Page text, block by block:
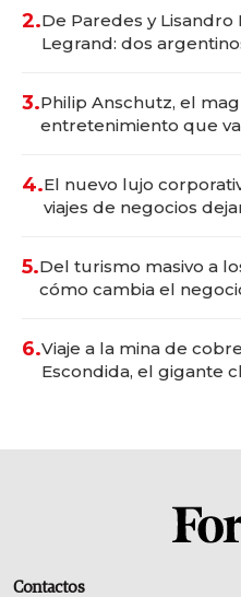
2.De Paredes y
Legrand: dos
3.Philip Anschutz, el
entretenimiento que
4.El nuevo lujo
viajes de negocios
5.Del turismo masivo a
cómo cambia el
6.Viaje a la mina de
Escondida, el gigante
Contactos